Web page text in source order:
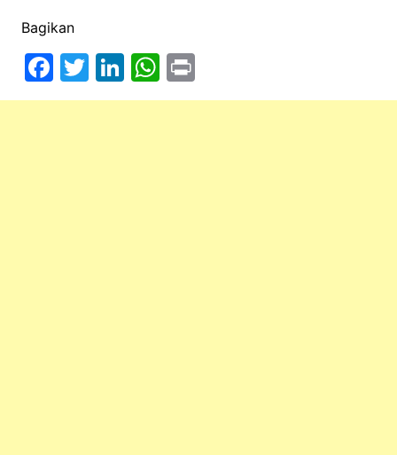
Bagikan
F
a
T
w
Li
n
W
h
Pr
in